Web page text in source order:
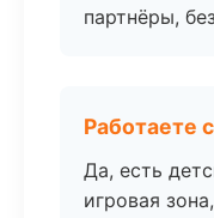
партнёры,
Работаете
Да, есть
игровая